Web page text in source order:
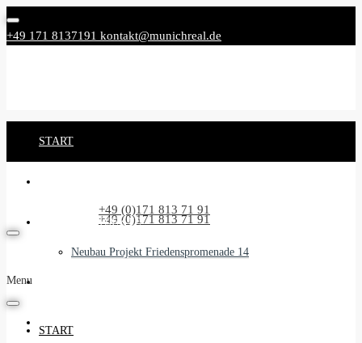
+49 171 8137191 kontakt@munichreal.de
Rufen Sie uns an: +49 (0)171 813 71 91
START
NEUBAUPROJEKTE
Neubau Projekt Friedenspromenade 14
+49 (0)171 813 71 91
Menu
START